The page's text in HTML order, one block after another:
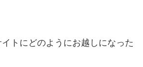
トにどのようにお越しになった